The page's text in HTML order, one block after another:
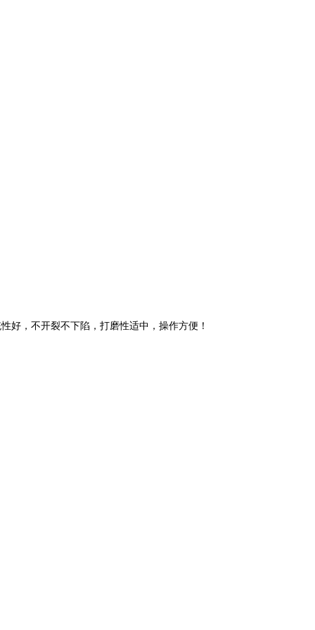
好，不开裂不下陷，打磨性适中，操作方便！